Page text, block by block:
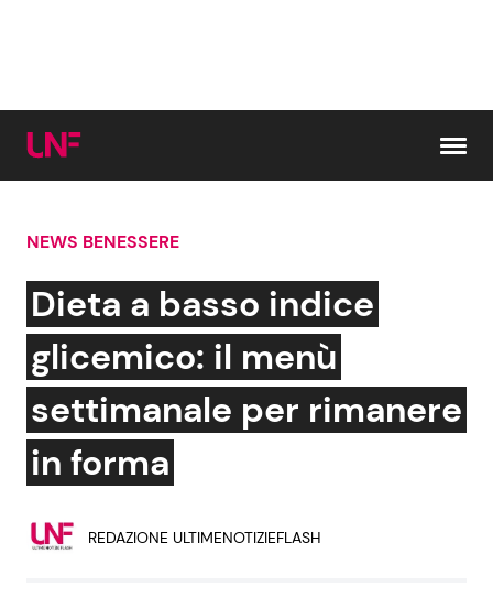
Cerca:
News e Cronaca
Attualità Italiana
Dal Mondo
Gossip e TV
Bellezze VIP
NEWS BENESSERE
Dieta a basso indice
glicemico: il menù
settimanale per rimanere
in forma
REDAZIONE ULTIMENOTIZIEFLASH